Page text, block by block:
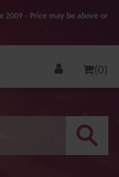
2009 - Price may be above or
(0)